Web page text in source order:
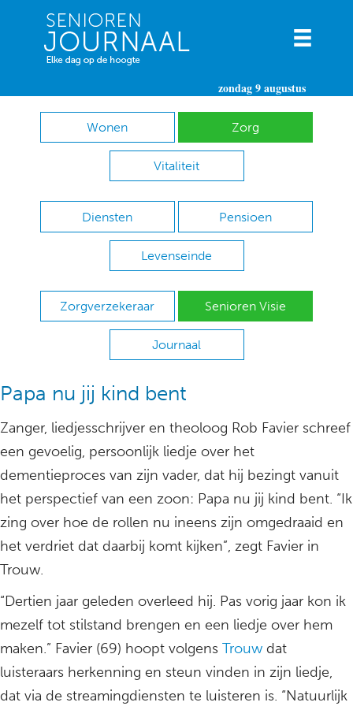
zondag 9 augustus
Wonen Zorg
Vitaliteit
Diensten Pensioen
Levenseinde
Zorgverzekeraar Senioren Visie
Journaal
Papa nu jij kind bent
Zanger, liedjesschrijver en theoloog Rob Favier schreef
een gevoelig, persoonlijk liedje over het
dementieproces van zijn vader, dat hij bezingt vanuit
het perspectief van een zoon: Papa nu jij kind bent. “Ik
zing over hoe de rollen nu ineens zijn omgedraaid en
het verdriet dat daarbij komt kijken”, zegt Favier in
Trouw.
“Dertien jaar geleden overleed hij. Pas vorig jaar kon ik
mezelf tot stilstand brengen en een liedje over hem
maken.” Favier (69) hoopt volgens Trouw dat
luisteraars herkenning en steun vinden in zijn liedje,
dat via de streamingdiensten te luisteren is. “Natuurlijk